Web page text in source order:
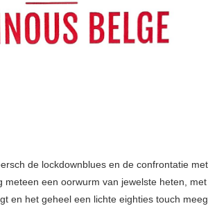
de lockdownblues en de confrontatie
meteen een oorwurm van jewelste heten,
en het geheel een lichte eighties touch